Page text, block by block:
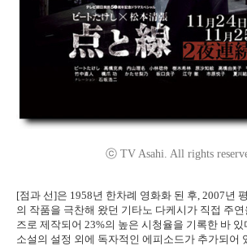
ⓒ TV Asahi. All rights
[점과 선]은 1958년 한차례 영화화 된 후, 2007년
의 작품을 극찬해 왔던 기타노 다케시가 직접 주
즈로 제작되어 23%의 높은 시청율을 기록한 바
소설의 설정 외에 독자적인 에피소드가 추가되어